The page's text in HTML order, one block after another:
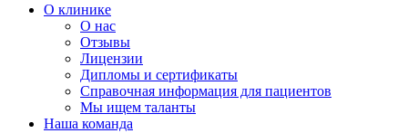
О клинике
О нас
Отзывы
Лицензии
Дипломы и сертификаты
Справочная информация для пациентов
Мы ищем таланты
Наша команда